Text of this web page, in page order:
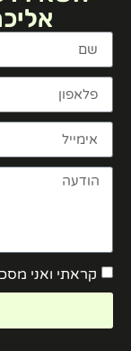
קראתי ואני